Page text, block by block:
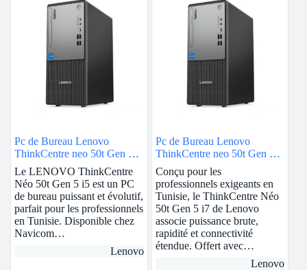
Pc de Bureau Lenovo
ThinkCentre neo 50t Gen 5 |
intel i5 | 8GB Ram
Le LENOVO ThinkCentre
Néo 50t Gen 5 i5 est un PC
de bureau puissant et évolutif,
parfait pour les professionnels
en Tunisie. Disponible chez
Navicom…
Lenovo
Pc de Bureau Lenovo
ThinkCentre neo 50t Gen 5 |
intel i7 | 8GB Ram
Conçu pour les
professionnels exigeants en
Tunisie, le ThinkCentre Néo
50t Gen 5 i7 de Lenovo
associe puissance brute,
rapidité et connectivité
étendue. Offert avec…
Lenovo